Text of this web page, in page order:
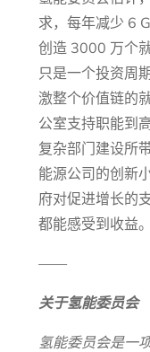
求，每年减少 6
创造 3000 万个
只是一个投资周
激整个价值链的
公室支持职能到
复杂部门建设所
能源公司的创新
府对促进增长的
都能感受到收益。
——
关于氢能委员会
氢能委员会是一